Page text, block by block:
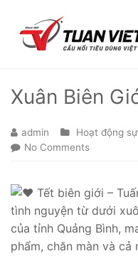
TRANG CHỦ
Giới Thiệu
Phòng Ban
Đối Tác Nhà
TRUNG TÂM
Bản Tin Nội Bộ
Góc nghề
TUYỂN DỤNG
Tin Tuyển
LIÊN HỆ
Xuân Biên
admin Hoạt động
No Comments
Tết biên giới –
tình nguyện từ dưới
của tỉnh Quảng Bình,
phẩm, chăn màn và